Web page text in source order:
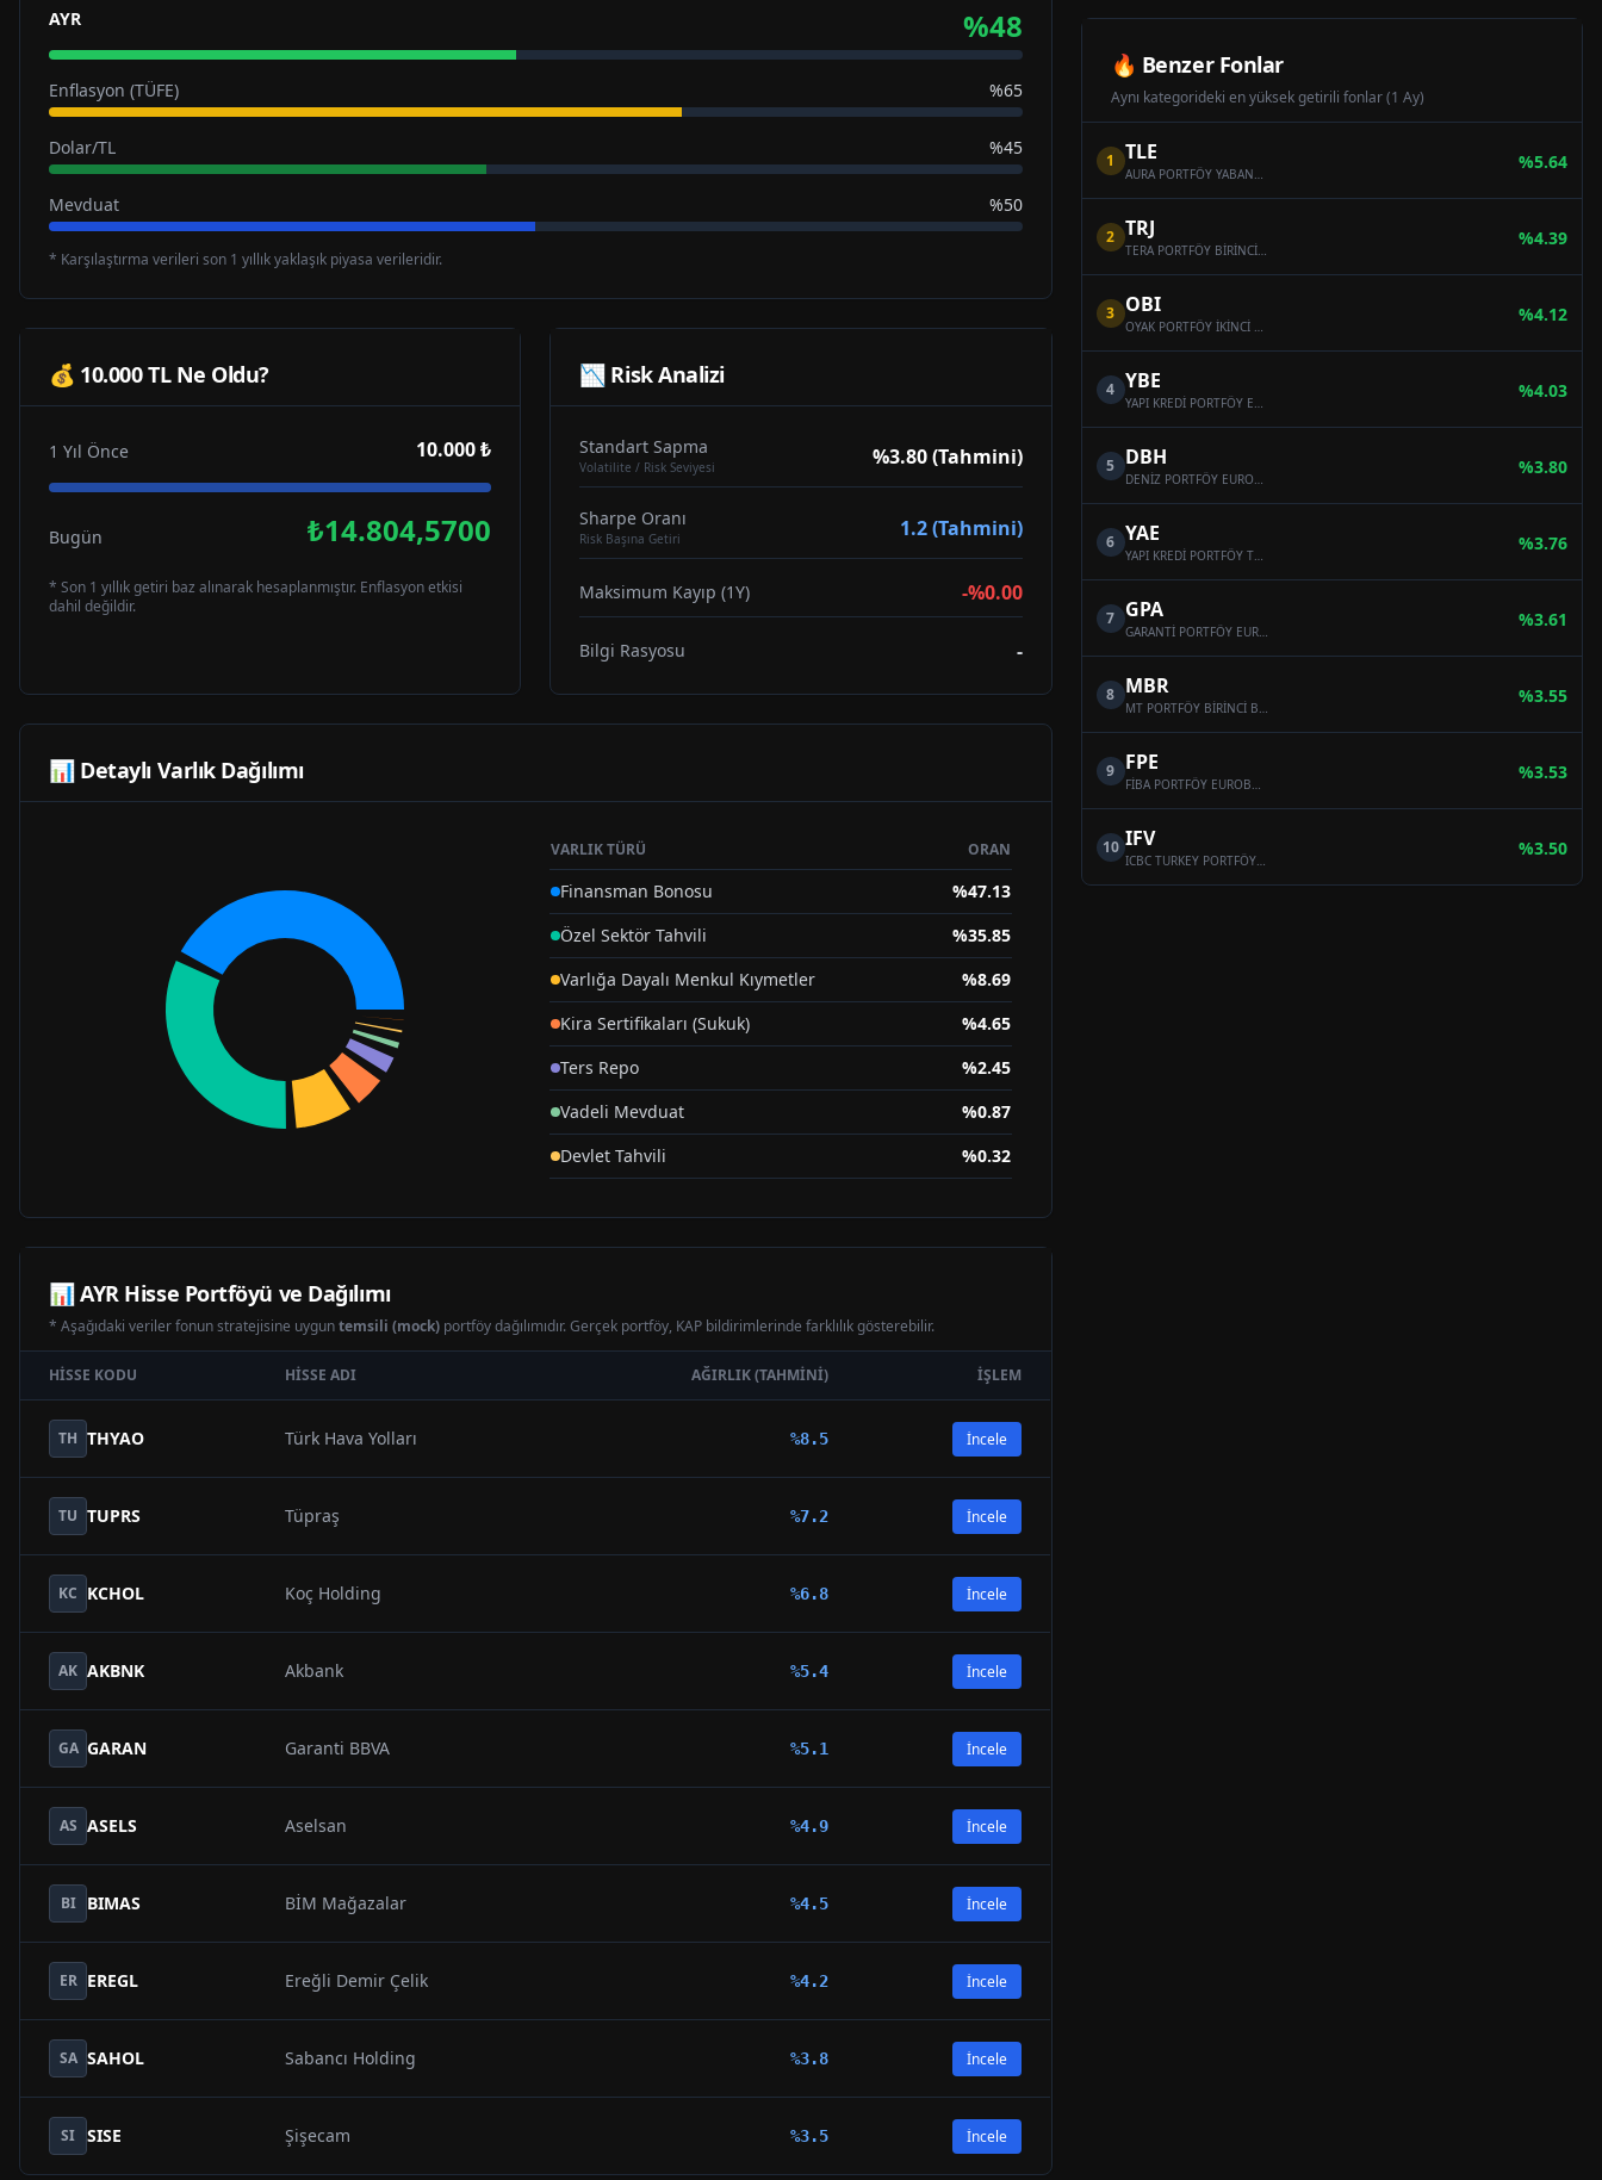
AYR %48
Enflasyon (TÜFE) %65
Dolar/TL %45
Mevduat %50
* Karşılaştırma verileri son 1 yıllık yaklaşık piyasa verileridir.
💰 10.000 TL Ne Oldu?
1 Yıl Önce 10.000 ₺
Bugün ₺14.804,5700
* Son 1 yıllık getiri baz alınarak hesaplanmıştır. Enflasyon etkisi
dahil değildir.
📉 Risk Analizi
Standart Sapma
Volatilite / Risk Seviyesi %3.80 (Tahmini)
Sharpe Oranı
Risk Başına Getiri 1.2 (Tahmini)
Maksimum Kayıp (1Y) -%0.00
Bilgi Rasyosu -
📊 Detaylı Varlık Dağılımı
VARLIK TÜRÜ ORAN
Finansman Bonosu %47.13
Özel Sektör Tahvili
%35.85
Varlığa Dayalı Menkul Kıymetler
%8.69
Kira Sertifikaları (Sukuk)
%4.65
Ters Repo
%2.45
Vadeli Mevduat
%0.87
Devlet Tahvili
%0.32
📊AYRHisse Portföyü ve Dağılımı
* Aşağıdaki veriler fonun stratejisine uyguntemsili (mock) portföy dağılımıdır. Gerçek portföy, KAP bildirimlerinde farklılık gösterebilir.
HISSE KODU HISSE ADI AĞIRLIK (TAHMINI) İŞLEM
TH THYAO Türk Hava Yolları %8.5 İncele
TU TUPRS Tüpraş %7.2 İncele
KC KCHOL Koç Holding %6.8 İncele
AK AKBNK Akbank %5.4 İncele
GA GARAN Garanti BBVA %5.1 İncele
AS ASELS Aselsan %4.9 İncele
BI BIMAS BİM Mağazalar %4.5 İncele
ER EREGL Ereğli Demir Çelik %4.2 İncele
SA SAHOL Sabancı Holding %3.8 İncele
SI SISE Şişecam %3.5 İncele
🔥 Benzer Fonlar
Aynı kategorideki en yüksek getirili fonlar (1 Ay)
1 TLE
AURA PORTFÖY YABANCI BORÇLANMA ARAÇLARI FONU
%5.64
2 TRJ
TERA PORTFÖY BİRİNCİ BORÇLANMA ARAÇLARI (TL) FONU
%4.39
3 OBI
OYAK PORTFÖY İKİNCİ BORÇLANMA ARAÇLARI (TL) FONU
%4.12
4 YBE
YAPI KREDİ PORTFÖY EUROBOND (DOLAR) BORÇLANMA ARAÇLARI FONU
%4.03
5 DBH
DENİZ PORTFÖY EUROBOND (DÖVİZ) BORÇLANMA ARAÇLARI FONU
%3.80
6 YAE
YAPI KREDİ PORTFÖY TLREF'E ENDEKSLİ BORÇLANMA ARAÇLARI (TL) FONU
%3.76
7 GPA
GARANTİ PORTFÖY EUROBOND BORÇLANMA ARAÇLARI (DÖVİZ) FONU
%3.61
8 MBR
MT PORTFÖY BİRİNCİ BORÇLANMA ARAÇLARI FONU
%3.55
9 FPE
FİBA PORTFÖY EUROBOND BORÇLANMA ARAÇLARI (DÖVİZ) FONU
%3.53
10 IFV
ICBC TURKEY PORTFÖY BİRİNCİ KISA VADELİ BORÇLANMA ARAÇLARI (TL) FONU
%3.50